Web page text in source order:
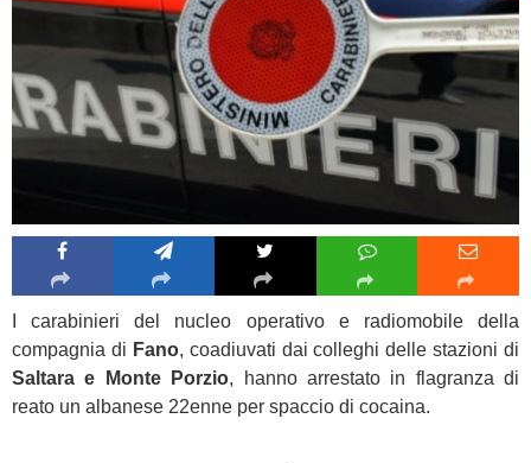
I carabinieri del nucleo operativo e radiomobile della
compagnia di Fano, coadiuvati dai colleghi delle stazioni di
Saltara e Monte Porzio, hanno arrestato in flagranza di
reato un albanese 22enne per spaccio di cocaina.